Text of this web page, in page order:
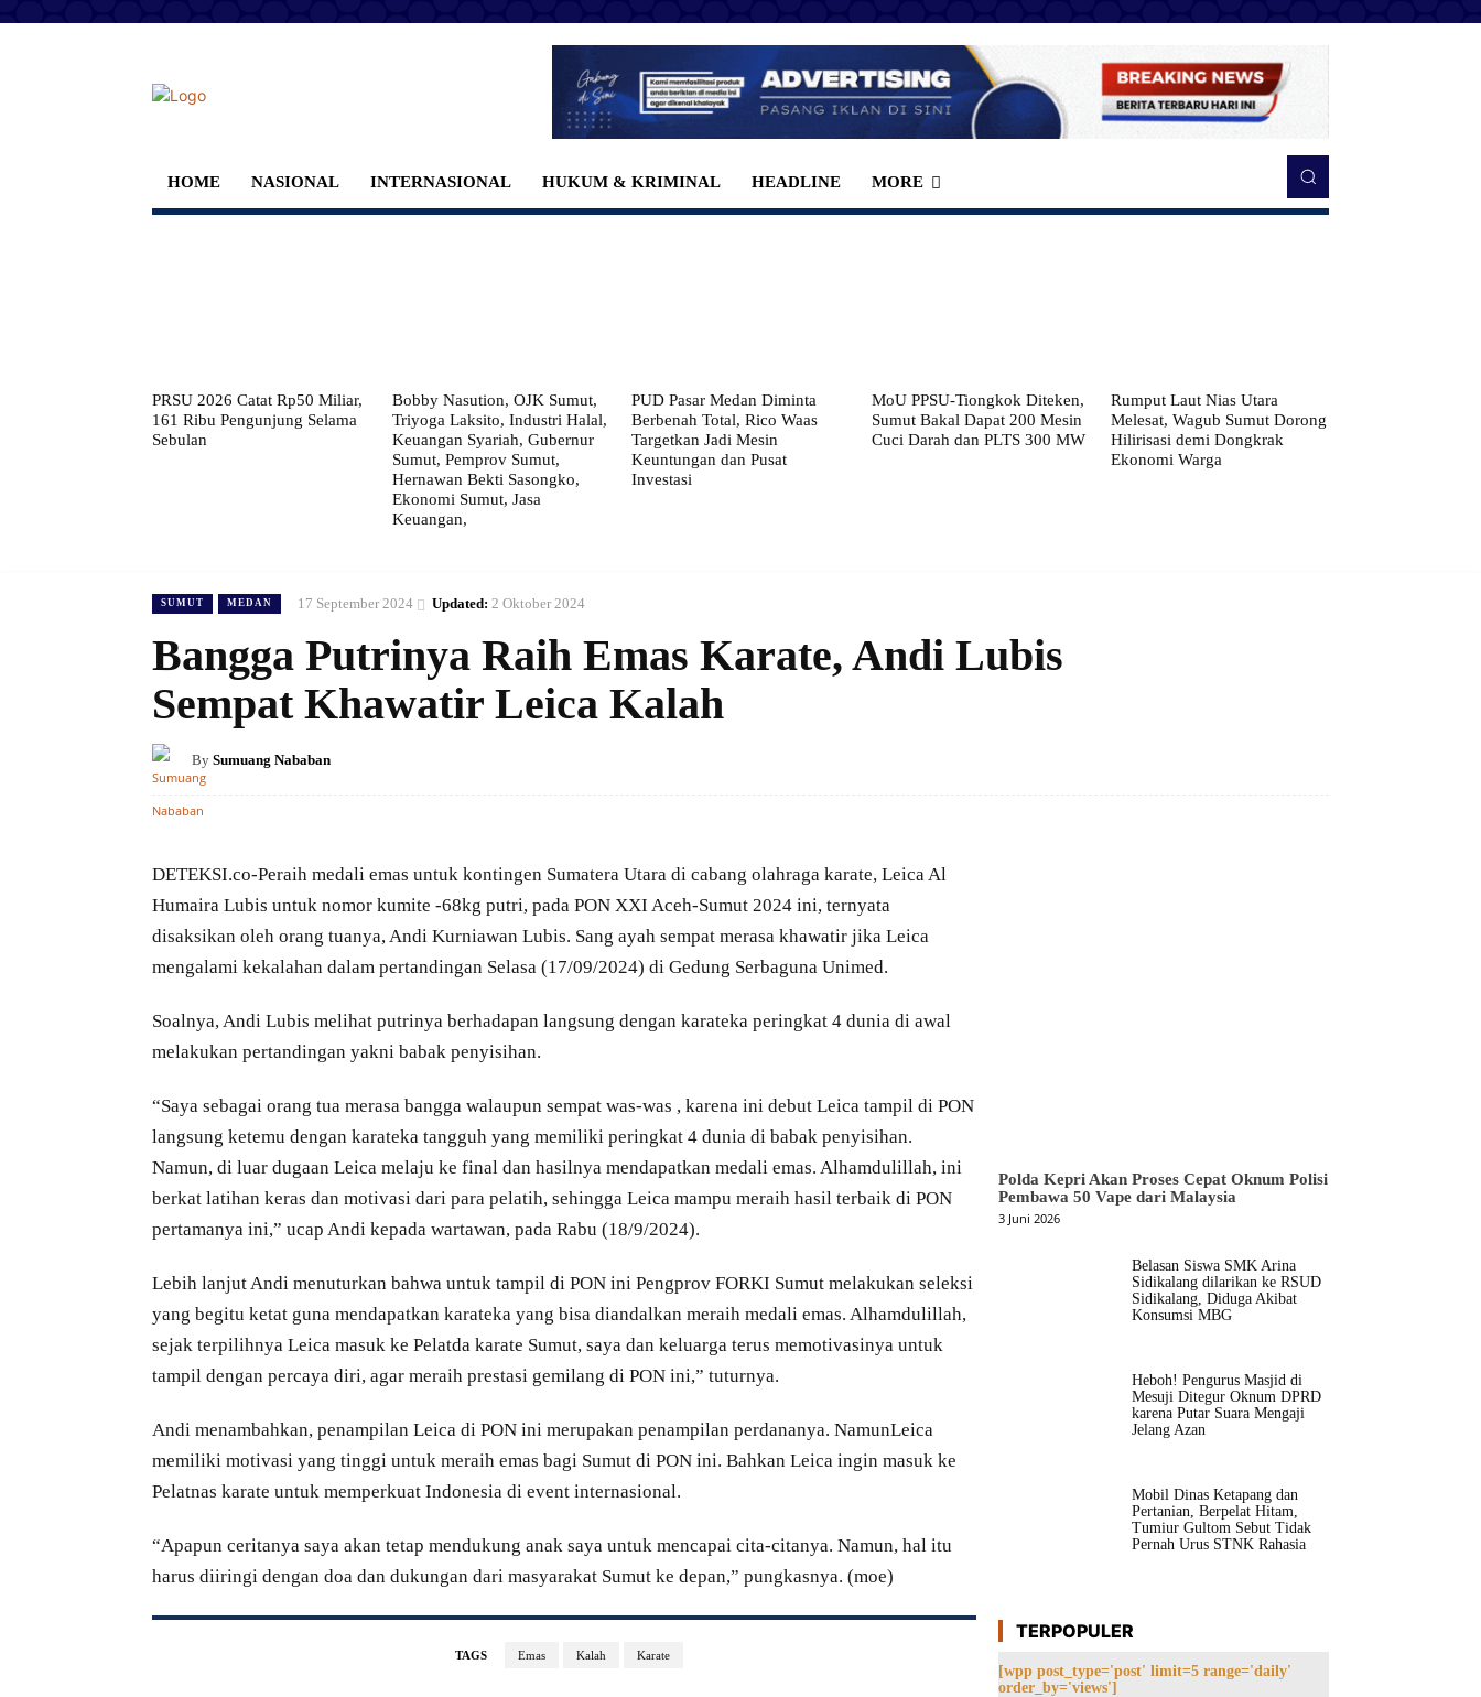
HOME NASIONAL INTERNASIONAL HUKUM & KRIMINAL HEADLINE MORE
PRSU 2026 Catat Rp50 Miliar,
161 Ribu Pengunjung Selama
Sebulan
Bobby Nasution, OJK Sumut,
Triyoga Laksito, Industri Halal,
Keuangan Syariah, Gubernur
Sumut, Pemprov Sumut,
Hernawan Bekti Sasongko,
Ekonomi Sumut, Jasa
Keuangan,
PUD Pasar Medan Diminta
Berbenah Total, Rico Waas
Targetkan Jadi Mesin
Keuntungan dan Pusat
Investasi
MoU PPSU-Tiongkok Diteken,
Sumut Bakal Dapat 200 Mesin
Cuci Darah dan PLTS 300 MW
Rumput Laut Nias Utara
Melesat, Wagub Sumut Dorong
Hilirisasi demi Dongkrak
Ekonomi Warga
SUMUT MEDAN 17 September 2024 Updated: 2 Oktober 2024
Bangga Putrinya Raih Emas Karate, Andi Lubis
Sempat Khawatir Leica Kalah
By Sumuang Nababan
DETEKSI.co-Peraih medali emas untuk kontingen Sumatera Utara di cabang olahraga karate, Leica Al
Humaira Lubis untuk nomor kumite -68kg putri, pada PON XXI Aceh-Sumut 2024 ini, ternyata
disaksikan oleh orang tuanya, Andi Kurniawan Lubis. Sang ayah sempat merasa khawatir jika Leica
mengalami kekalahan dalam pertandingan Selasa (17/09/2024) di Gedung Serbaguna Unimed.
Soalnya, Andi Lubis melihat putrinya berhadapan langsung dengan karateka peringkat 4 dunia di awal
melakukan pertandingan yakni babak penyisihan.
“Saya sebagai orang tua merasa bangga walaupun sempat was-was , karena ini debut Leica tampil di PON
langsung ketemu dengan karateka tangguh yang memiliki peringkat 4 dunia di babak penyisihan.
Namun, di luar dugaan Leica melaju ke final dan hasilnya mendapatkan medali emas. Alhamdulillah, ini
berkat latihan keras dan motivasi dari para pelatih, sehingga Leica mampu meraih hasil terbaik di PON
pertamanya ini,” ucap Andi kepada wartawan, pada Rabu (18/9/2024).
Lebih lanjut Andi menuturkan bahwa untuk tampil di PON ini Pengprov FORKI Sumut melakukan seleksi
yang begitu ketat guna mendapatkan karateka yang bisa diandalkan meraih medali emas. Alhamdulillah,
sejak terpilihnya Leica masuk ke Pelatda karate Sumut, saya dan keluarga terus memotivasinya untuk
tampil dengan percaya diri, agar meraih prestasi gemilang di PON ini,” tuturnya.
Andi menambahkan, penampilan Leica di PON ini merupakan penampilan perdananya. NamunLeica
memiliki motivasi yang tinggi untuk meraih emas bagi Sumut di PON ini. Bahkan Leica ingin masuk ke
Pelatnas karate untuk memperkuat Indonesia di event internasional.
“Apapun ceritanya saya akan tetap mendukung anak saya untuk mencapai cita-citanya. Namun, hal itu
harus diiringi dengan doa dan dukungan dari masyarakat Sumut ke depan,” pungkasnya. (moe)
TAGS Emas Kalah Karate
Polda Kepri Akan Proses Cepat Oknum Polisi
Pembawa 50 Vape dari Malaysia
3 Juni 2026
Belasan Siswa SMK Arina
Sidikalang dilarikan ke RSUD
Sidikalang, Diduga Akibat
Konsumsi MBG
Heboh! Pengurus Masjid di
Mesuji Ditegur Oknum DPRD
karena Putar Suara Mengaji
Jelang Azan
Mobil Dinas Ketapang dan
Pertanian, Berpelat Hitam,
Tumiur Gultom Sebut Tidak
Pernah Urus STNK Rahasia
TERPOPULER
[wpp post_type='post' limit=5 range='daily'
order_by='views']